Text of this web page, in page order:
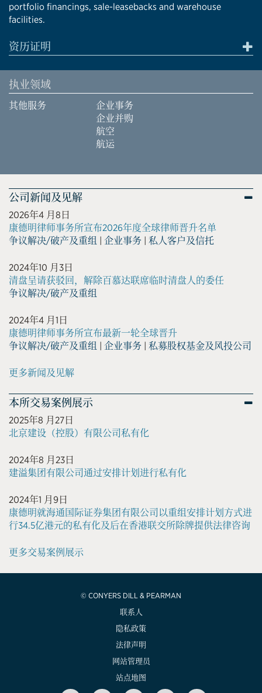
portfolio financings, sale-leasebacks and warehouse
facilities.
资历证明
执业领域
其他服务
企业事务
企业并购
航空
航运
公司新闻及见解
2026年4 月8日
康德明律师事务所宣布2026年度全球律师晋升名单
争议解决/破产及重组 | 企业事务 | 私人客户及信托
2024年10 月3日
清盘呈请获驳回，解除百慕达联席临时清盘人的委任
争议解决/破产及重组
2024年4 月1日
康德明律师事务所宣布最新一轮全球晋升
争议解决/破产及重组 | 企业事务 | 私募股权基金及风投公司
更多新闻及见解
本所交易案例展示
2025年8 月27日
北京建设（控股）有限公司私有化
2024年8 月23日
建溢集团有限公司通过安排计划进行私有化
2024年1 月9日
康德明就海通国际证券集团有限公司以重组安排计划方式进
行34.5亿港元的私有化及后在香港联交所除牌提供法律咨询
更多交易案例展示
© CONYERS DILL & PEARMAN
联系人
隐私政策
法律声明
网站管理员
站点地图